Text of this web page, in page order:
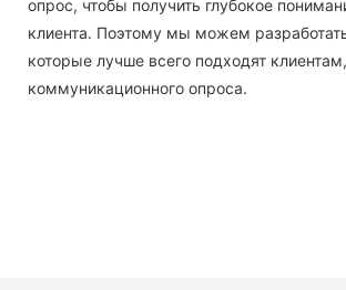
опрос, чтобы получить глубокое
клиента. Поэтому мы можем
которые лучше всего подходят
коммуникационного опроса.